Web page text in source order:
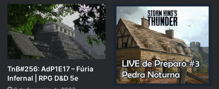
TnB#256: AdP1E17 – Fúria
Infernal | RPG D&D 5e